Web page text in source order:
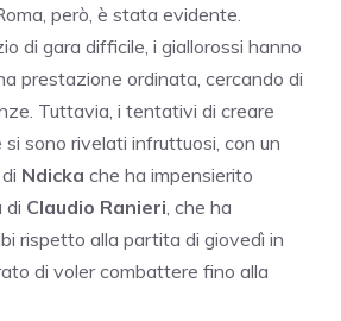
però, è stata evidente.
di gara difficile, i giallorossi hanno
prestazione ordinata, cercando di
Tuttavia, i tentativi di creare
sono rivelati infruttuosi, con un
Ndicka che ha impensierito
di Claudio Ranieri , che ha
rispetto alla partita di giovedì in
di voler combattere fino alla